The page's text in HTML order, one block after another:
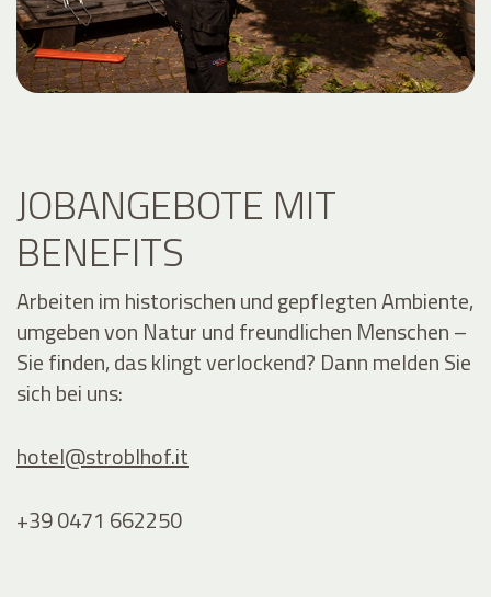
JOBANGEBOTE MIT
BENEFITS
Arbeiten im historischen und gepflegten Ambiente,
umgeben von Natur und freundlichen Menschen –
Sie finden, das klingt verlockend? Dann melden Sie
sich bei uns:
hotel@stroblhof.it
+39 0471 662250